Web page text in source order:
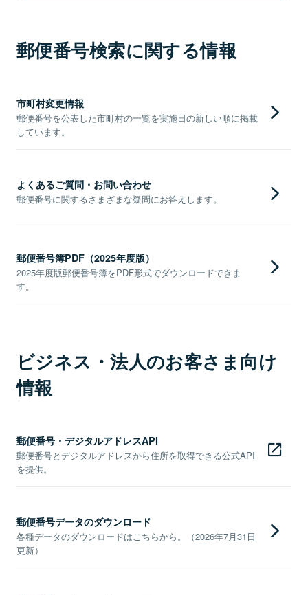
郵便番号検索に関する情報
市町村変更情報
郵便番号を公表した市町村の一覧を実施日の新しい順に掲載
しています。
よくあるご質問・お問い合わせ
郵便番号に関するさまざまな疑問にお答えします。
郵便番号簿PDF（2025年度版）
2025年度版郵便番号簿をPDF形式でダウンロードできま
す。
ビジネス・法人のお客さま向け
情報
郵便番号・デジタルアドレスAPI
郵便番号とデジタルアドレスから住所を取得できる公式API
を提供。
郵便番号データのダウンロード
各種データのダウンロードはこちらから。（2026年7月31日
更新）